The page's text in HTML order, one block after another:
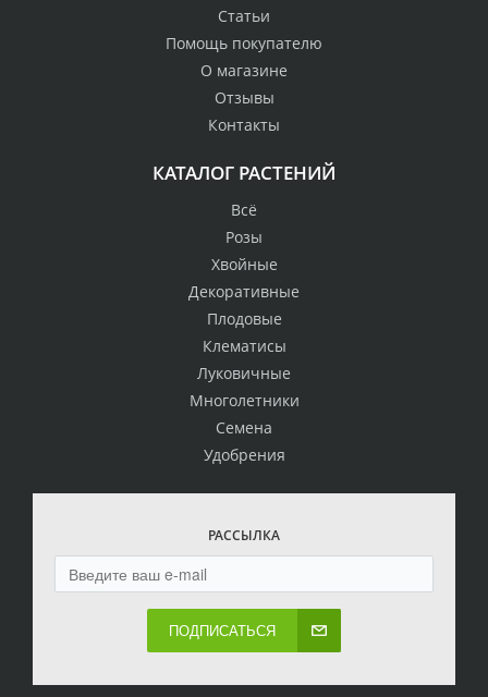
Статьи
Помощь покупателю
О магазине
Отзывы
Контакты
КАТАЛОГ РАСТЕНИЙ
Всё
Розы
Хвойные
Декоративные
Плодовые
Клематисы
Луковичные
Многолетники
Семена
Удобрения
РАССЫЛКА
ПОДПИСАТЬСЯ